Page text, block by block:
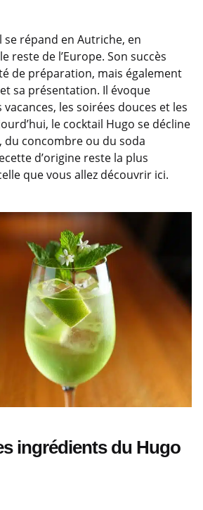
se répand en Autriche, en
reste de l’Europe. Son succès
de préparation, mais également
sa présentation. Il évoque
les soirées douces et les
le cocktail Hugo se décline
du concombre ou du soda
d’origine reste la plus
que vous allez découvrir ici.
ingrédients du Hugo